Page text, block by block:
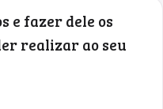
e fazer dele os
realizar ao seu